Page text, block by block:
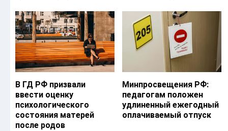
В ГД РФ призвали
ввести оценку
психологического
состояния матерей
после родов
Минпросвещения РФ:
педагогам положен
удлиненный ежегодный
оплачиваемый отпуск